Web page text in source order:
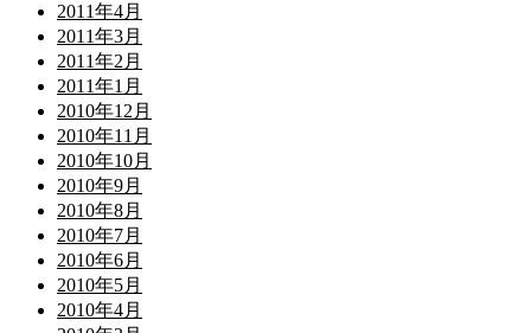
2011年4月
2011年3月
2011年2月
2011年1月
2010年12月
2010年11月
2010年10月
2010年9月
2010年8月
2010年7月
2010年6月
2010年5月
2010年4月